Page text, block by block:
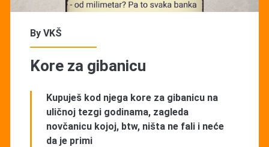
By VKŠ
Kore za gibanicu
Kupuješ kod njega kore za gibanicu na
uličnoj tezgi godinama, zagleda
novčanicu kojoj, btw, ništa ne fali i neće
da je primi